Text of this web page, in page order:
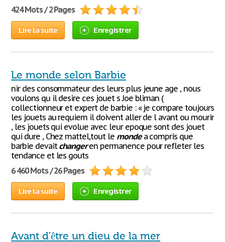
424 Mots / 2 Pages
Lire la suite Enregistrer
Le monde selon Barbie
nir des consommateur des leurs plus jeune age , nous
voulons qu il desire ces jouet s Joe bliman (
collectionneur et expert de barbie : « je compare toujours
les jouets au requiem il doivent aller de l avant ou mourir
, les jouets qui evolue avec leur epoque sont des jouet
qui dure , Chez mattel,tout le mondea compris que
barbie devaitchangeren permanence pour refleter les
tendance et les gouts
6 460 Mots / 26 Pages
Lire la suite Enregistrer
Avant d'être un dieu de la mer